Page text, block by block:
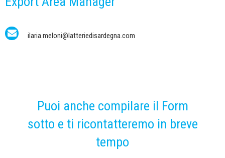
ilaria.meloni@latteriedisardegna.com
Puoi anche compilare il Form
sotto e ti ricontatteremo in breve
tempo